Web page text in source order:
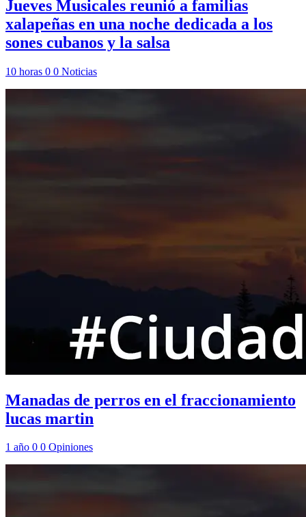
Jueves Musicales reunió a familias
xalapeñas en una noche dedicada a los
sones cubanos y la salsa
10 horas 0 0 Noticias
Manadas de perros en el fraccionamiento
lucas martin
1 año 0 0 Opiniones